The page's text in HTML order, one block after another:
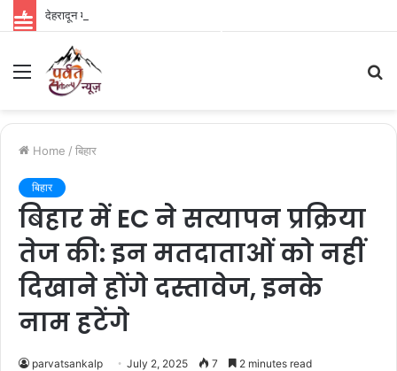
Menu
Home / बिहार
बिहार
बिहार में EC ने सत्यापन प्रक्रिया
तेज की: इन मतदाताओं को नहीं
दिखाने होंगे दस्तावेज, इनके
नाम हटेंगे
parvatsankalp July 2, 2025 7 2 minutes read